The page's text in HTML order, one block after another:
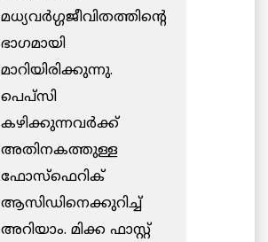
മധ്യവര്‍ഗ്ഗജീവിതത്തിന്റെ
ഭാഗമായി
മാറിയിരിക്കുന്നു.
പെപ്സി
കഴിക്കുന്നവര്‍ക്ക്
അതിനകത്തുള്ള
ഫോസ്ഫെറിക്
ആസിഡിനെക്കുറിച്ച്
അറിയാം. മിക്ക ഫാസ്റ്റ്